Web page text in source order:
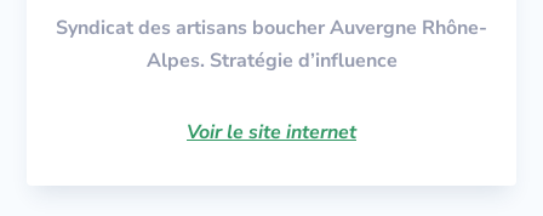
Syndicat des artisans boucher Auvergne Rhône-
Alpes. Stratégie d’influence
Voir le site internet